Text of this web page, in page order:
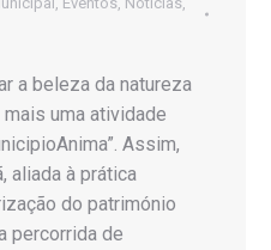
a beleza da natureza
uma atividade
Assim,
aliada à prática
do património
percorrida de